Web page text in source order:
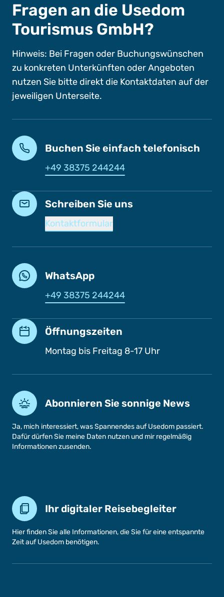
Fragen an die Usedom
Tourismus GmbH?
Hinweis: Bei Fragen oder Buchungswünschen
zu konkreten Unterkünften oder Angeboten
nutzen Sie bitte direkt die Kontaktdaten auf der
jeweiligen Unterseite.
Buchen Sie einfach telefonisch
+49 38375 244244
Schreiben Sie uns
Kontaktformular
WhatsApp
+49 38375 244244
Öffnungszeiten
Montag bis Freitag 8-17 Uhr
Abonnieren Sie sonnige News
Ja, mich interessiert, was Spannendes auf Usedom passiert.
Dafür dürfen Sie meine Daten nutzen und mir regelmäßig
Informationen zusenden.
Ihr digitaler Reisebegleiter
Hier finden Sie alle Informationen, die Sie für eine entspannte
Zeit auf Usedom benötigen.